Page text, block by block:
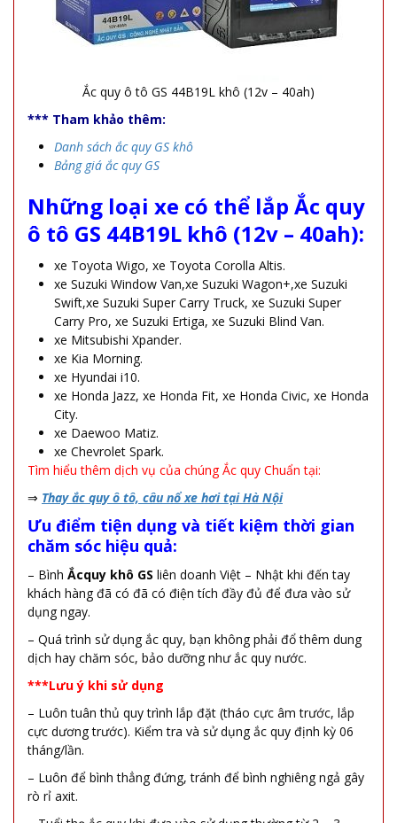
Ắc quy ô tô GS 44B19L khô (12v – 40ah)
*** Tham khảo thêm:
Danh sách ắc quy GS khô
Bảng giá ắc quy GS
Những loại xe có thể lắp Ắc quy
ô tô GS 44B19L khô (12v – 40ah):
xe Toyota Wigo, xe Toyota Corolla Altis.
xe Suzuki Window Van,xe Suzuki Wagon+,xe Suzuki
Swift,xe Suzuki Super Carry Truck, xe Suzuki Super
Carry Pro, xe Suzuki Ertiga, xe Suzuki Blind Van.
xe Mitsubishi Xpander.
xe Kia Morning.
xe Hyundai i10.
xe Honda Jazz, xe Honda Fit, xe Honda Civic, xe Honda
City.
xe Daewoo Matiz.
xe Chevrolet Spark.
Tìm hiểu thêm dịch vụ của chúng Ắc quy Chuẩn tại:
⇒ Thay ắc quy ô tô, câu nổ xe hơi tại Hà Nội
Ưu điểm tiện dụng và tiết kiệm thời gian
chăm sóc hiệu quả:
– Bình Ắcquy khô GS liên doanh Việt – Nhật khi đến tay
khách hàng đã có đã có điện tích đầy đủ để đưa vào sử
dụng ngay.
– Quá trình sử dụng ắc quy, bạn không phải đổ thêm dung
dịch hay chăm sóc, bảo dưỡng như ắc quy nước.
***Lưu ý khi sử dụng
– Luôn tuân thủ quy trình lắp đặt (tháo cực âm trước, lắp
cực dương trước). Kiểm tra và sử dụng ắc quy định kỳ 06
tháng/lần.
– Luôn để bình thẳng đứng, tránh để bình nghiêng ngả gây
rò rỉ axit.